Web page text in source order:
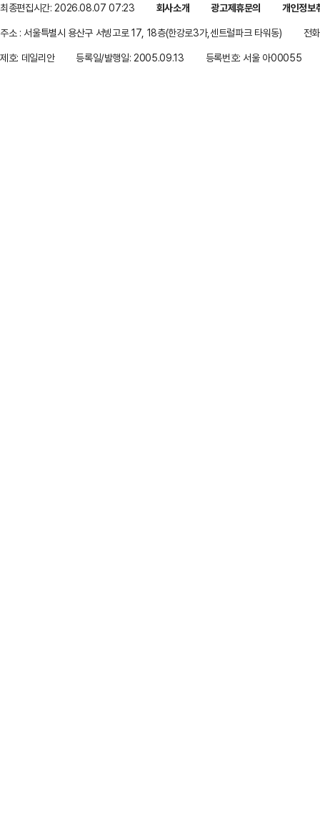
최종편집시간: 2026.08.07 07:23 회사소개 광고제휴문의
개인정보
주소 : 서울특별시 용산구 서빙고로 17, 18층(한강로3가,센트럴파크 타워동)
전
제호: 데일리안
등록일/발행일: 2005.09.13 등록번호: 서울 아00055